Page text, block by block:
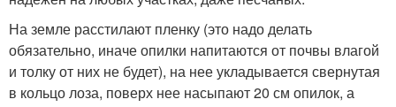
На земле расстилают пленку (это надо делать
обязательно, иначе опилки напитаются от почвы влагой
и толку от них не будет), на нее укладывается свернутая
в кольцо лоза, поверх нее насыпают 20 см опилок, а